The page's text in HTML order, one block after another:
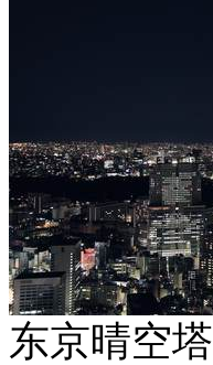
东京晴空塔